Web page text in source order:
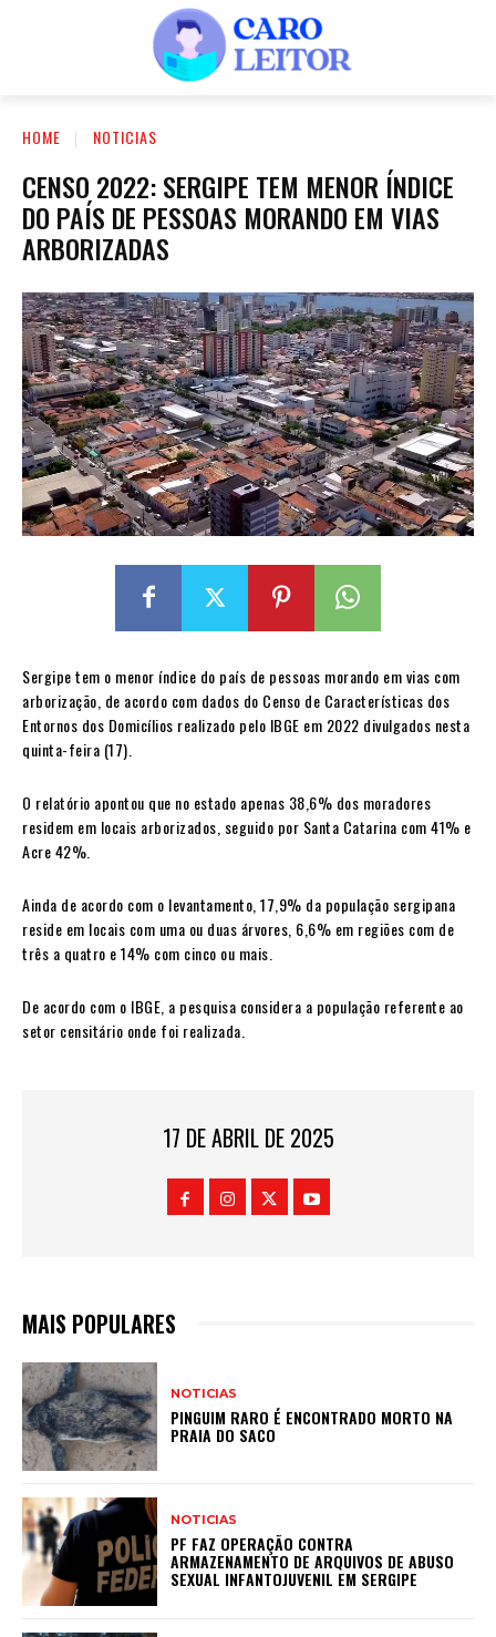
HOME NOTICIAS
CENSO 2022: SERGIPE TEM MENOR ÍNDICE
DO PAÍS DE PESSOAS MORANDO EM VIAS
ARBORIZADAS
Sergipe tem o menor índice do país de pessoas morando em vias com
arborização, de acordo com dados do Censo de Características dos
Entornos dos Domicílios realizado pelo IBGE em 2022 divulgados nesta
quinta-feira (17).
O relatório apontou que no estado apenas 38,6% dos moradores
residem em locais arborizados, seguido por Santa Catarina com 41% e
Acre 42%.
Ainda de acordo com o levantamento, 17,9% da população sergipana
reside em locais com uma ou duas árvores, 6,6% em regiões com de
três a quatro e 14% com cinco ou mais.
De acordo com o IBGE, a pesquisa considera a população referente ao
setor censitário onde foi realizada.
17 DE ABRIL DE 2025
MAIS POPULARES
NOTICIAS
PINGUIM RARO É ENCONTRADO MORTO NA
PRAIA DO SACO
NOTICIAS
PF FAZ OPERAÇÃO CONTRA
ARMAZENAMENTO DE ARQUIVOS DE ABUSO
SEXUAL INFANTOJUVENIL EM SERGIPE